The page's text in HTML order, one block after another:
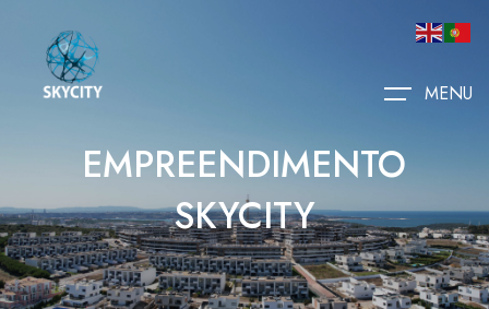
MENU
EMPREENDIMENTO
SKYCITY